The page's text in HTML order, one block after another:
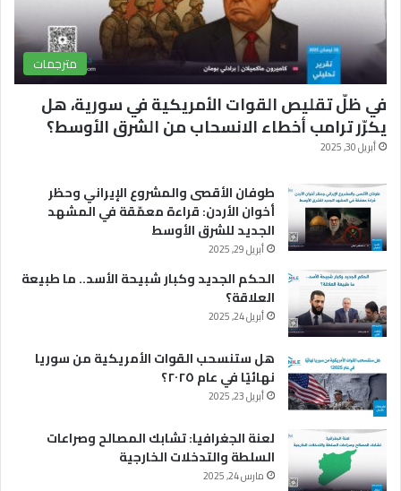
مترجمات
في ظلّ تقليص القوات الأمريكية في سورية، هل
يكرّر ترامب أخطاء الانسحاب من الشرق الأوسط؟
أبريل 30, 2025
طوفان الأقصى والمشروع الإيراني وحظر
أخوان الأردن: قراءة معمّقة في المشهد
الجديد للشرق الأوسط
أبريل 29, 2025
الحكم الجديد وكبار شبيحة الأسد.. ما طبيعة
العلاقة؟
أبريل 24, 2025
هل ستنسحب القوات الأمريكية من سوريا
نهائيًا في عام ٢٠٢٥؟
أبريل 23, 2025
لعنة الجغرافيا: تشابك المصالح وصراعات
السلطة والتدخلات الخارجية
مارس 24, 2025